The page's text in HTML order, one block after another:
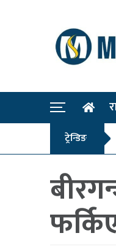
ट्रेन्डिङ